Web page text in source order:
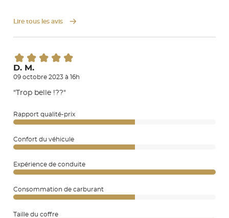
Lire tous les avis
D. M.
09 octobre 2023 à 16h
"Trop belle !??"
Rapport qualité-prix
Confort du véhicule
Expérience de conduite
Consommation de carburant
Taille du coffre